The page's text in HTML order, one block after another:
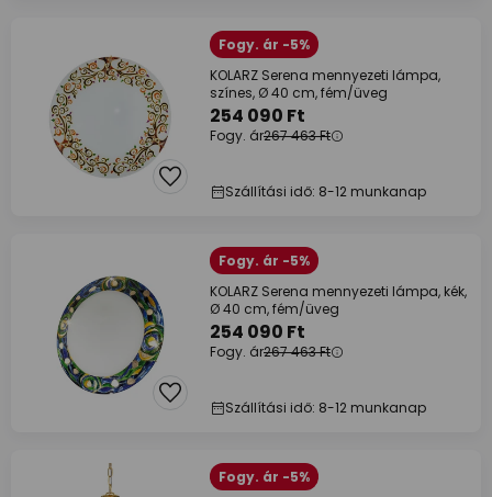
Fogy. ár -5%
KOLARZ Serena mennyezeti lámpa,
színes, Ø 40 cm, fém/üveg
254 090 Ft
Fogy. ár267 463 Ft
Szállítási idő: 8-12 munkanap
Fogy. ár -5%
KOLARZ Serena mennyezeti lámpa, kék,
Ø 40 cm, fém/üveg
254 090 Ft
Fogy. ár267 463 Ft
Szállítási idő: 8-12 munkanap
Fogy. ár -5%